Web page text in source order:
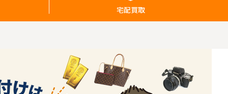
宅配買取